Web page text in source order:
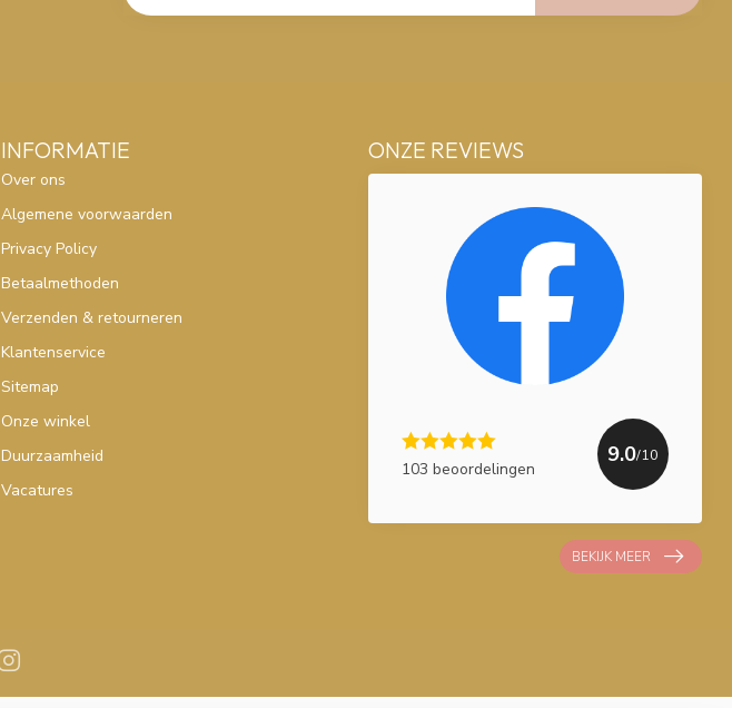
INFORMATIE
Over ons
Algemene voorwaarden
Privacy Policy
Betaalmethoden
Verzenden & retourneren
Klantenservice
Sitemap
Onze winkel
Duurzaamheid
Vacatures
ONZE REVIEWS
103 beoordelingen
9.0/10
BEKIJK MEER